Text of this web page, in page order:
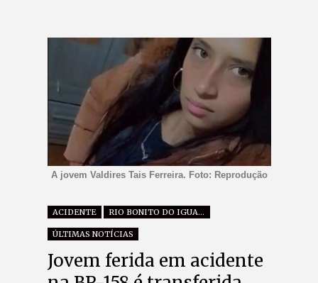
A jovem Valdires Tais Ferreira. Foto: Reprodução
ACIDENTE RIO BONITO DO IGUAÇU
ÚLTIMAS NOTÍCIAS
Jovem ferida em acidente